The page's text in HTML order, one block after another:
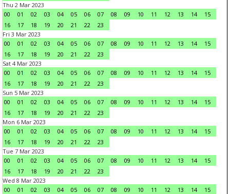
Thu 2 Mar 2023
00
01 02 03 04 05 06 07 08 09 10 11 12 13 14
15
16
17 18 19 20 21 22
23
Fri 3 Mar 2023
00
01 02 03 04 05 06 07 08 09 10 11 12 13 14
15
16
17 18 19 20 21 22
23
Sat 4 Mar 2023
00
01 02 03 04 05 06 07 08 09 10 11 12 13 14
15
16
17 18 19 20 21 22
23
Sun 5 Mar 2023
00
01 02 03 04 05 06 07 08 09 10 11 12 13 14
15
16
17 18 19 20 21 22
23
Mon 6 Mar 2023
00
01 02 03 04 05 06 07 08 09 10 11 12 13 14
15
16
17 18 19 20 21 22
23
Tue 7 Mar 2023
00
01 02 03 04 05 06 07 08 09 10 11 12 13 14
15
16
17 18 19 20 21 22
23
Wed 8 Mar 2023
00
01 02 03 04 05 06 07 08 09 10 11 12 13 14
15